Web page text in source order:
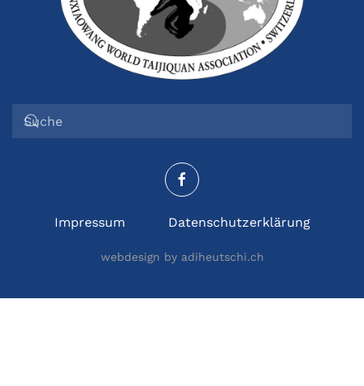
Impressum Datenschutzerklärung
webdesign by adiheutschi.ch